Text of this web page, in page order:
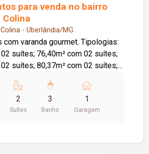
para venda no bairro
Colina
- Uberlândia/MG
com varanda gourmet. Tipologias:
suítes; 76,40m² com 02 suítes;
com 02 suítes;
com 03 suítes;
148,52m² com 03
2
Suítes
3
Banho
1
Garagem